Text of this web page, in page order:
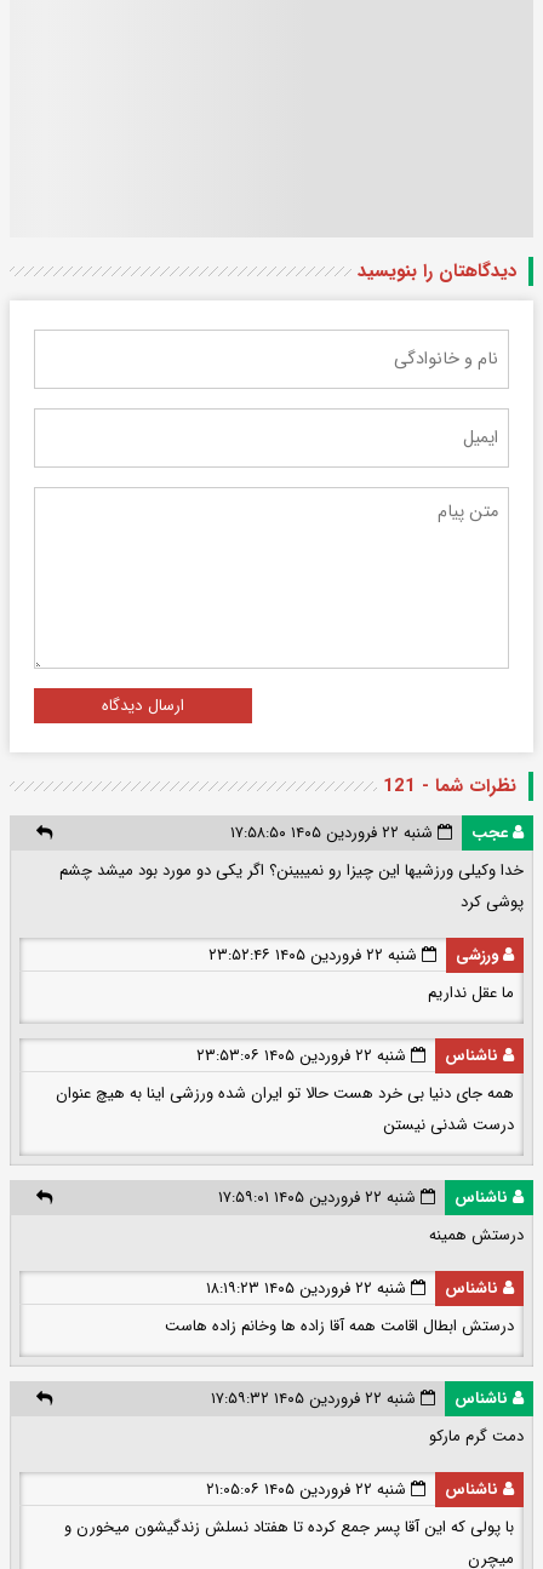
دیدگاهتان را بنویسید
ارسال دیدگاه
نظرات شما - 121
عجب
شنبه ۲۲ فروردین ۱۴۰۵ ۱۷:۵۸:۵۰
خدا وکیلی ورزشیها این چیزا رو نمیبینن؟ اگر یکی دو مورد بود میشد چشم
پوشی کرد
ورزشی
شنبه ۲۲ فروردین ۱۴۰۵ ۲۳:۵۲:۴۶
ما عقل نداریم
ناشناس
شنبه ۲۲ فروردین ۱۴۰۵ ۲۳:۵۳:۰۶
همه جای دنیا بی خرد هست حالا تو ایران شده ورزشی اینا به هیچ عنوان
درست شدنی نیستن
ناشناس
شنبه ۲۲ فروردین ۱۴۰۵ ۱۷:۵۹:۰۱
درستش همینه
ناشناس
شنبه ۲۲ فروردین ۱۴۰۵ ۱۸:۱۹:۲۳
درستش ابطال اقامت همه آقا زاده ها وخانم زاده هاست
ناشناس
شنبه ۲۲ فروردین ۱۴۰۵ ۱۷:۵۹:۳۲
دمت گرم مارکو
ناشناس
شنبه ۲۲ فروردین ۱۴۰۵ ۲۱:۰۵:۰۶
با پولی که این آقا پسر جمع کرده تا هفتاد نسلش زندگیشون میخورن و
میچرن